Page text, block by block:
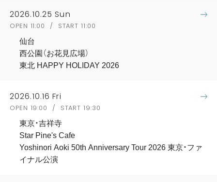
2026.10.25 Sun
OPEN 11:00 / START 11:00
仙台
西公園（お花見広場）
東北 HAPPY HOLIDAY 2026
2026.10.16 Fri
OPEN 19:00 / START 19:30
東京・吉祥寺
Star Pine's Cafe
Yoshinori Aoki 50th Anniversary Tour 2026 東京・ファ
イナル公演